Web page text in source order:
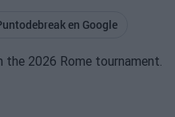
section
en Google